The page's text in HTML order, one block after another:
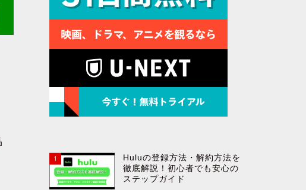
1
Huluの登録方法・解約方法を
徹底解説！初心者でも安心の
ステップガイド